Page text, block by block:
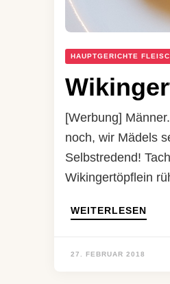
HAUPTGERICHTE
[Werbung]
noch, wir Mädels
Selbstredend!
Wikingertöpflein
WEITERLESEN
27. FEBRUAR 2018